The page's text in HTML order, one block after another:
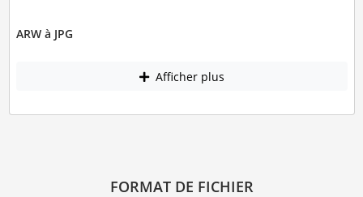
ARW à JPG
Afficher plus
FORMAT DE FICHIER